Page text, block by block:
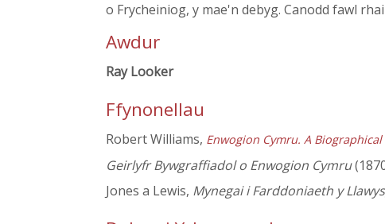
o Frycheiniog, y mae'n debyg. Canodd fawl
Awdur
Ray Looker
Ffynonellau
Robert Williams, Enwogion Cymru. A
Geirlyfr Bywgraffiadol o Enwogion Cymru
Jones a Lewis, Mynegai i Farddoniaeth y